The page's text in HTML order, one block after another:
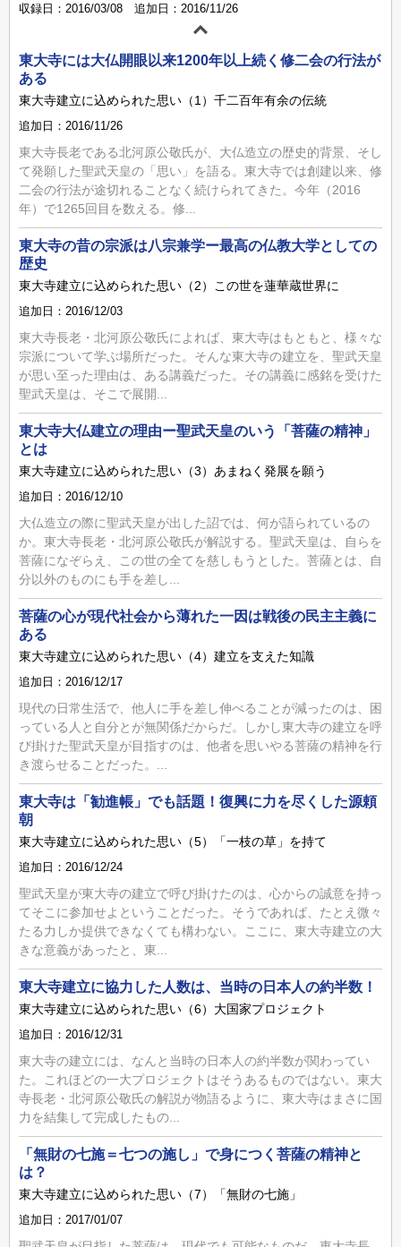
収録日：2016/03/08 追加日：2016/11/26
東大寺には大仏開眼以来1200年以上続く修二会の行法が
ある
東大寺建立に込められた思い（1）千二百年有余の伝統
追加日：2016/11/26
東大寺長老である北河原公敬氏が、大仏造立の歴史的背景、そし
て発願した聖武天皇の「思い」を語る。東大寺では創建以来、修
二会の行法が途切れることなく続けられてきた。今年（2016
年）で1265回目を数える。修...
東大寺の昔の宗派は八宗兼学ー最高の仏教大学としての
歴史
東大寺建立に込められた思い（2）この世を蓮華蔵世界に
追加日：2016/12/03
東大寺長老・北河原公敬氏によれば、東大寺はもともと、様々な
宗派について学ぶ場所だった。そんな東大寺の建立を、聖武天皇
が思い至った理由は、ある講義だった。その講義に感銘を受けた
聖武天皇は、そこで展開...
東大寺大仏建立の理由ー聖武天皇のいう「菩薩の精神」
とは
東大寺建立に込められた思い（3）あまねく発展を願う
追加日：2016/12/10
大仏造立の際に聖武天皇が出した詔では、何が語られているの
か。東大寺長老・北河原公敬氏が解説する。聖武天皇は、自らを
菩薩になぞらえ、この世の全てを慈しもうとした。菩薩とは、自
分以外のものにも手を差し...
菩薩の心が現代社会から薄れた一因は戦後の民主主義に
ある
東大寺建立に込められた思い（4）建立を支えた知識
追加日：2016/12/17
現代の日常生活で、他人に手を差し伸べることが減ったのは、困
っている人と自分とが無関係だからだ。しかし東大寺の建立を呼
び掛けた聖武天皇が目指すのは、他者を思いやる菩薩の精神を行
き渡らせることだった。...
東大寺は「勧進帳」でも話題！復興に力を尽くした源頼
朝
東大寺建立に込められた思い（5）「一枝の草」を持て
追加日：2016/12/24
聖武天皇が東大寺の建立で呼び掛けたのは、心からの誠意を持っ
てそこに参加せよということだった。そうであれば、たとえ微々
たる力しか提供できなくても構わない。ここに、東大寺建立の大
きな意義があったと、東...
東大寺建立に協力した人数は、当時の日本人の約半数！
東大寺建立に込められた思い（6）大国家プロジェクト
追加日：2016/12/31
東大寺の建立には、なんと当時の日本人の約半数が関わってい
た。これほどの一大プロジェクトはそうあるものではない。東大
寺長老・北河原公敬氏の解説が物語るように、東大寺はまさに国
力を結集して完成したもの...
「無財の七施＝七つの施し」で身につく菩薩の精神と
は？
東大寺建立に込められた思い（7）「無財の七施」
追加日：2017/01/07